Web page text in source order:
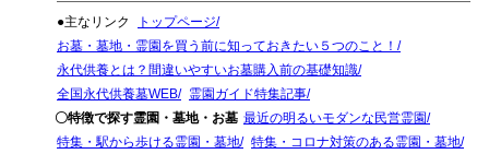
●主なリンク
トップページ
お墓・墓地・霊園を買う前に知っておきたい５つのこと！
永代供養とは？間違いやすいお墓購入前の基礎知識
全国永代供養墓WEB
霊園ガイド特集記事
〇特徴で探す霊園・墓地・お墓 最近の明るいモダンな民営霊園
特集・駅から歩ける霊園・墓地
特集・コロナ対策のある霊園・墓地